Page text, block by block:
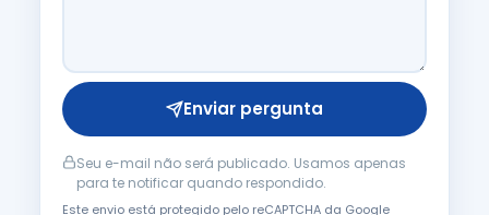
Enviar pergunta
Seu e-mail não será publicado. Usamos apenas
para te notificar quando respondido.
Este envio está protegido pelo reCAPTCHA da Google